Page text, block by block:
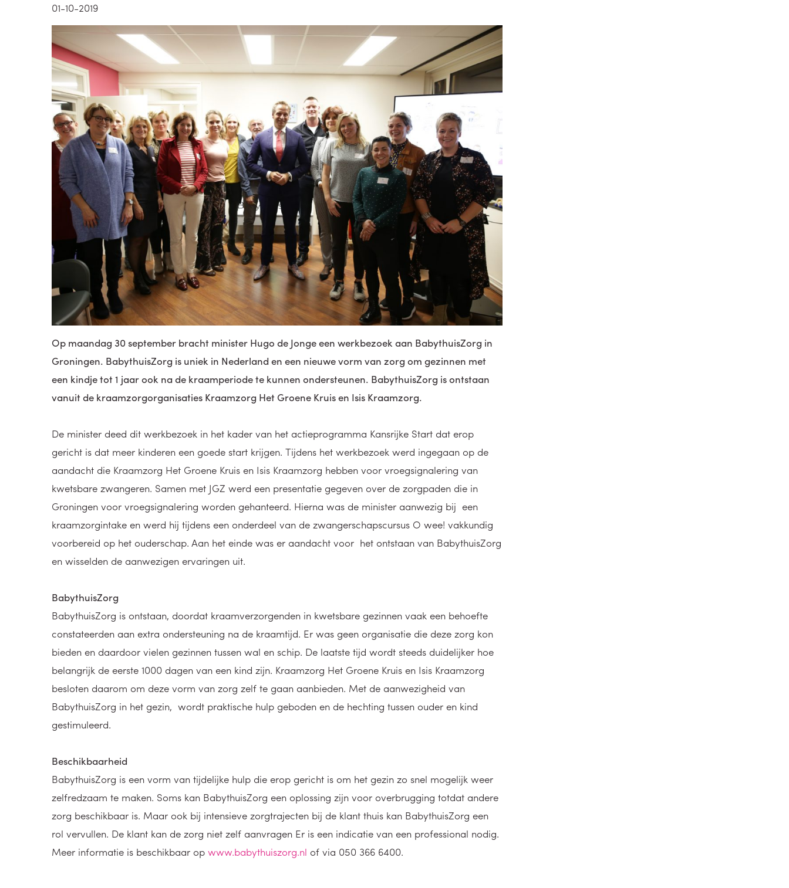
01-10-2019
Op maandag 30 september bracht minister Hugo de Jonge een werkbezoek aan BabythuisZorg in
Groningen. BabythuisZorg is uniek in Nederland en een nieuwe vorm van zorg om gezinnen met
een kindje tot 1 jaar ook na de kraamperiode te kunnen ondersteunen. BabythuisZorg is ontstaan
vanuit de kraamzorgorganisaties Kraamzorg Het Groene Kruis en Isis Kraamzorg.
De minister deed dit werkbezoek in het kader van het actieprogramma Kansrijke Start dat erop
gericht is dat meer kinderen een goede start krijgen. Tijdens het werkbezoek werd ingegaan op de
aandacht die Kraamzorg Het Groene Kruis en Isis Kraamzorg hebben voor vroegsignalering van
kwetsbare zwangeren. Samen met JGZ werd een presentatie gegeven over de zorgpaden die in
Groningen voor vroegsignalering worden gehanteerd. Hierna was de minister aanwezig bij een
kraamzorgintake en werd hij tijdens een onderdeel van de zwangerschapscursus O wee! vakkundig
voorbereid op het ouderschap. Aan het einde was er aandacht voor het ontstaan van BabythuisZorg
en wisselden de aanwezigen ervaringen uit.
BabythuisZorg
BabythuisZorg is ontstaan, doordat kraamverzorgenden in kwetsbare gezinnen vaak een behoefte
constateerden aan extra ondersteuning na de kraamtijd. Er was geen organisatie die deze zorg kon
bieden en daardoor vielen gezinnen tussen wal en schip. De laatste tijd wordt steeds duidelijker hoe
belangrijk de eerste 1000 dagen van een kind zijn. Kraamzorg Het Groene Kruis en Isis Kraamzorg
besloten daarom om deze vorm van zorg zelf te gaan aanbieden. Met de aanwezigheid van
BabythuisZorg in het gezin, wordt praktische hulp geboden en de hechting tussen ouder en kind
gestimuleerd.
Beschikbaarheid
BabythuisZorg is een vorm van tijdelijke hulp die erop gericht is om het gezin zo snel mogelijk weer
zelfredzaam te maken. Soms kan BabythuisZorg een oplossing zijn voor overbrugging totdat andere
zorg beschikbaar is. Maar ook bij intensieve zorgtrajecten bij de klant thuis kan BabythuisZorg een
rol vervullen. De klant kan de zorg niet zelf aanvragen Er is een indicatie van een professional nodig.
Meer informatie is beschikbaar op www.babythuiszorg.nl of via 050 366 6400.